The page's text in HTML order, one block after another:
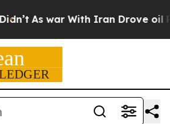
As war With Iran Drove oil Prices